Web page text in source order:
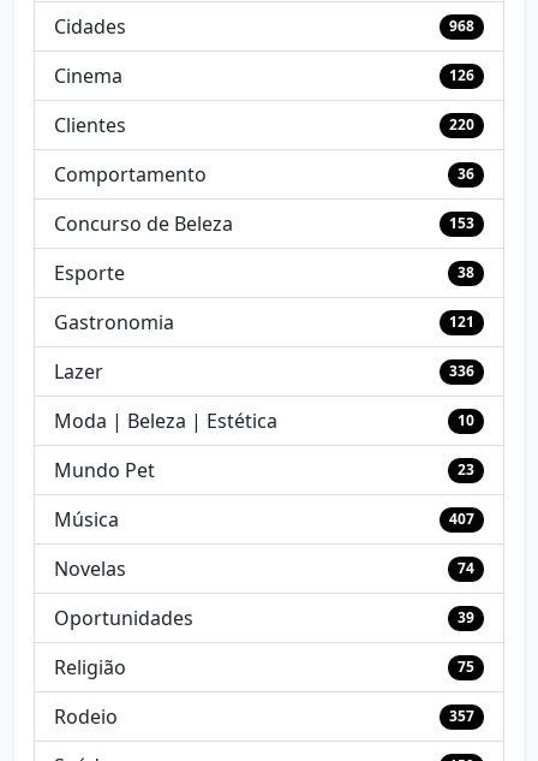
Cidades 968
Cinema 126
Clientes 220
Comportamento 36
Concurso de Beleza 153
Esporte 38
Gastronomia 121
Lazer 336
Moda | Beleza | Estética 10
Mundo Pet 23
Música 407
Novelas 74
Oportunidades 39
Religião 75
Rodeio 357